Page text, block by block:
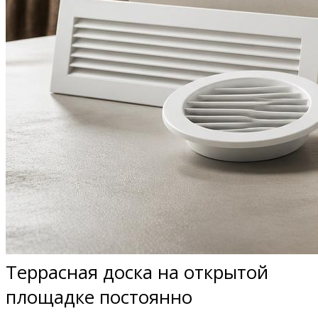
Террасная доска на открытой
площадке постоянно